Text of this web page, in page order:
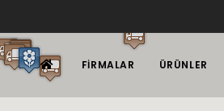
FIRMALAR ÜRÜNLER